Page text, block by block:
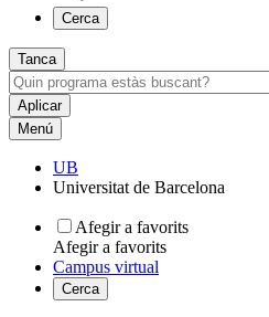
Cerca
Tanca
Menú
UB
Universitat de Barcelona
Afegir a favorits
Afegir a favorits
Campus virtual
Cerca